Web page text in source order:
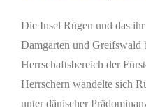
Die Insel Rügen und das
Damgarten und Greifswald
Herrschaftsbereich der
Herrschern wandelte sich
unter dänischer